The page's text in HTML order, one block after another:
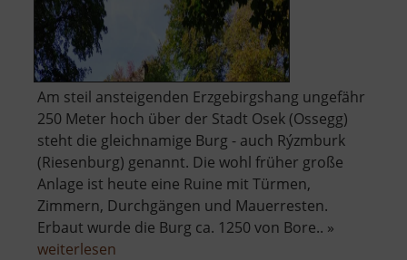
Am steil ansteigenden Erzgebirgshang ungefähr
250 Meter hoch über der Stadt Osek (Ossegg)
steht die gleichnamige Burg - auch Rýzmburk
(Riesenburg) genannt. Die wohl früher große
Anlage ist heute eine Ruine mit Türmen,
Zimmern, Durchgängen und Mauerresten.
Erbaut wurde die Burg ca. 1250 von Bore.. »
weiterlesen